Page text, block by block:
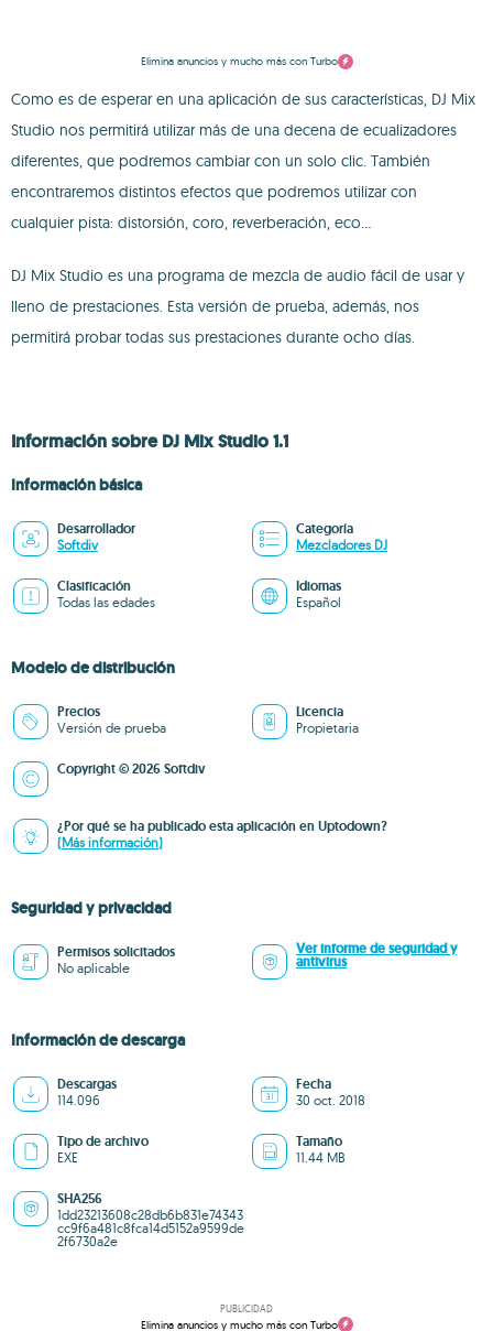
Elimina anuncios y mucho más con Turbo
Como es de esperar en una aplicación de sus características, DJ Mix
Studio nos permitirá utilizar más de una decena de ecualizadores
diferentes, que podremos cambiar con un solo clic. También
encontraremos distintos efectos que podremos utilizar con
cualquier pista: distorsión, coro, reverberación, eco...
DJ Mix Studio es una programa de mezcla de audio fácil de usar y
lleno de prestaciones. Esta versión de prueba, además, nos
permitirá probar todas sus prestaciones durante ocho días.
Información sobre DJ Mix Studio 1.1
Información básica
Desarrollador
Softdiv
Categoría
Mezcladores DJ
Clasificación
Todas las edades
Idiomas
Español
Modelo de distribución
Precios
Versión de prueba
Licencia
Propietaria
Copyright © 2026 Softdiv
¿Por qué se ha publicado esta aplicación en Uptodown?
(Más información)
Seguridad y privacidad
Permisos solicitados
No aplicable
Ver informe de seguridad y
antivirus
Información de descarga
Descargas
114.096
Fecha
30 oct. 2018
Tipo de archivo
EXE
Tamaño
11.44 MB
SHA256
1dd23213608c28db6b831e74343
cc9f6a481c8fca14d5152a9599de
2f6730a2e
PUBLICIDAD
Elimina anuncios y mucho más con Turbo